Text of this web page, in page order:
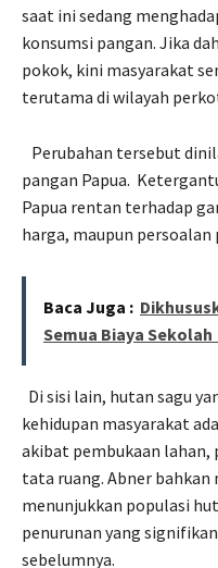
saat ini sedang
konsumsi pangan. Jika
pokok, kini masyarakat
terutama di wilayah
Perubahan tersebut
pangan Papua.
Papua rentan terhadap
harga, maupun persoalan
Baca Juga :
Semua Biaya
Di sisi lain, hutan sagu
kehidupan masyarakat
akibat pembukaan lahan,
tata ruang. Abner
menunjukkan populasi
penurunan yang
sebelumnya.